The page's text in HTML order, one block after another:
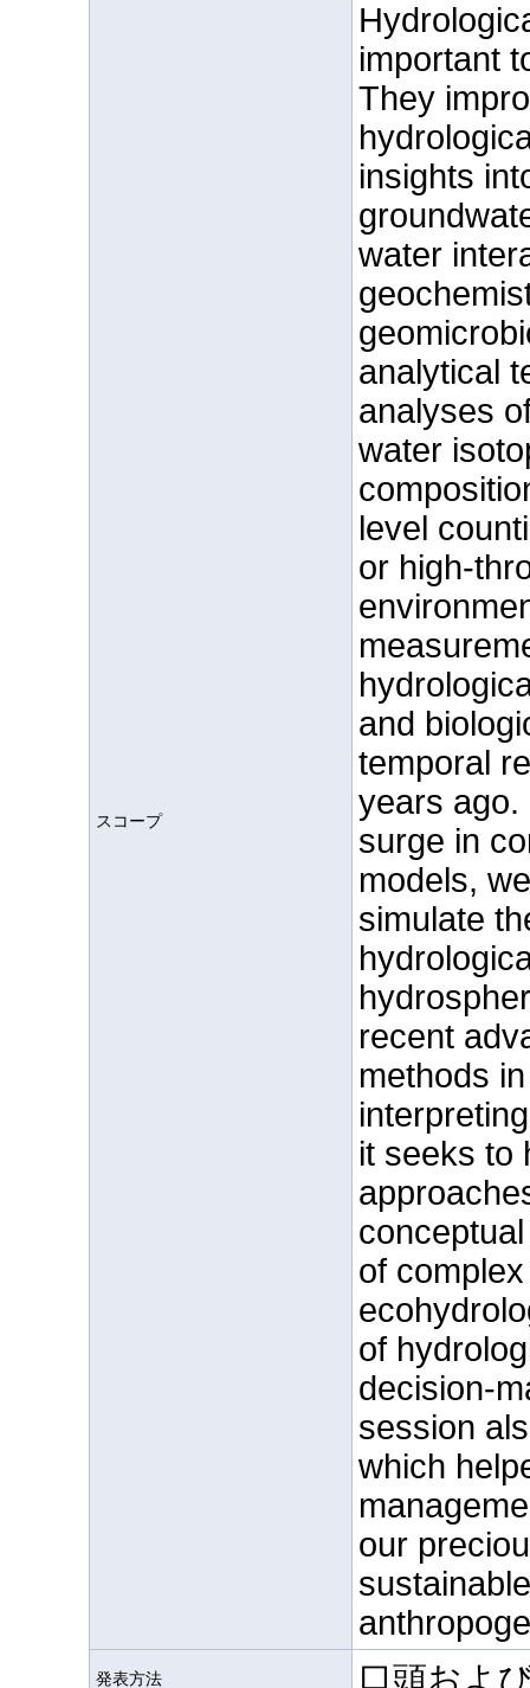
スコープ
important
They
insights
water
analytical
analyses
water
level
or high-
and
temporal
years ago.
surge in
models,
simulate
recent
methods
it seeks to
of
of
decision-
session
which
our
発表方法 口頭およ